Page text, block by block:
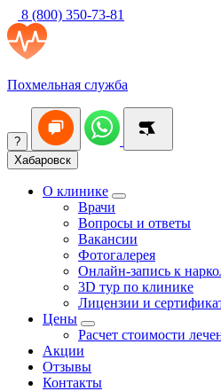
8 (800) 350-73-81
Похмельная служба
?
Хабаровск
О клинике
Врачи
Вопросы и ответы
Вакансии
Фотогалерея
Онлайн-запись к
3D тур по клинике
Лицензии и
Цены
Расчет стоимости
Акции
Отзывы
Контакты